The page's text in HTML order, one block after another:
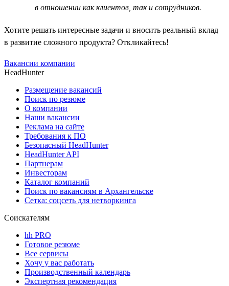
в отношении как клиентов, так и сотрудников.
Хотите решать интересные задачи и вносить реальный вклад
в развитие сложного продукта? Откликайтесь!
Вакансии компании
HeadHunter
Размещение вакансий
Поиск по резюме
О компании
Наши вакансии
Реклама на сайте
Требования к ПО
Безопасный HeadHunter
HeadHunter API
Партнерам
Инвесторам
Каталог компаний
Поиск по вакансиям в Архангельске
Сетка: соцсеть для нетворкинга
Соискателям
hh PRO
Готовое резюме
Все сервисы
Хочу у вас работать
Производственный календарь
Экспертная рекомендация